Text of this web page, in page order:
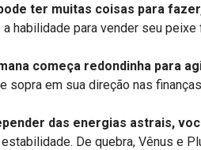
ter muitas coisas para
habilidade para vender seu
começa redondinha para
sopra em sua direção nas
das energias astrais,
De quebra, Vênus e